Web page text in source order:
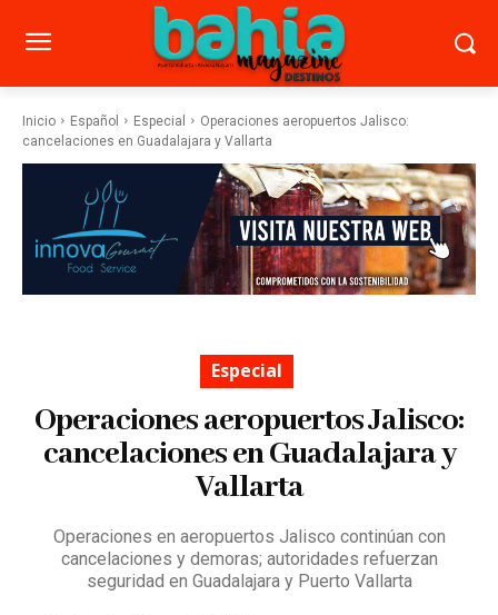
Inicio Español Especial
Operaciones aeropuertos Jalisco:
cancelaciones en Guadalajara y Vallarta
Especial
Operaciones aeropuertos Jalisco:
cancelaciones en Guadalajara y
Vallarta
Operaciones en aeropuertos Jalisco continúan con
cancelaciones y demoras; autoridades refuerzan
seguridad en Guadalajara y Puerto Vallarta